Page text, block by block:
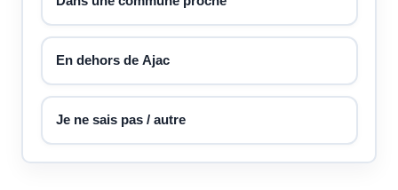
En dehors de Ajac
Je ne sais pas / autre